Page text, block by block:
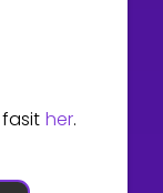
her.